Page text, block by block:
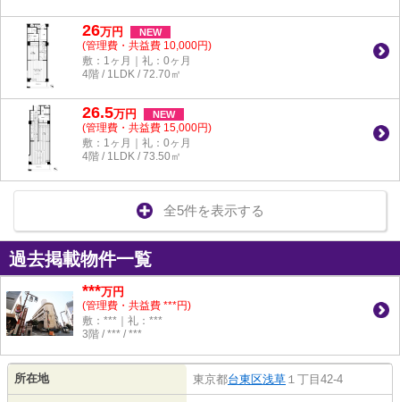
26万円 NEW
(管理費・共益費 10,000円)
敷：1ヶ月｜礼：0ヶ月
4階 / 1LDK / 72.70㎡
26.5万円 NEW
(管理費・共益費 15,000円)
敷：1ヶ月｜礼：0ヶ月
4階 / 1LDK / 73.50㎡
全5件を表示する
過去掲載物件一覧
***万円
(管理費・共益費 ***円)
敷：***｜礼：***
3階 / *** / ***
所在地 東京都台東区浅草 １丁目42-4